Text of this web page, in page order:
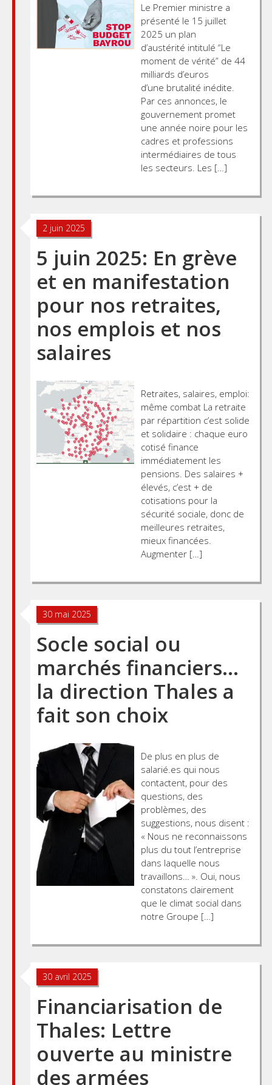
Le Premier ministre a
présenté le 15 juillet
2025 un plan
d’austérité intitulé “Le
moment de vérité” de 44
milliards d’euros
d’une brutalité inédite.
Par ces annonces, le
gouvernement promet
une année noire pour les
cadres et professions
intermédiaires de tous
les secteurs. Les […]
2 juin 2025
5 juin 2025: En grève
et en manifestation
pour nos retraites,
nos emplois et nos
salaires
Retraites, salaires, emploi:
même combat La retraite
par répartition c’est solide
et solidaire : chaque euro
cotisé finance
immédiatement les
pensions. Des salaires +
élevés, c’est + de
cotisations pour la
sécurité sociale, donc de
meilleures retraites,
mieux financées.
Augmenter […]
30 mai 2025
Socle social ou
marchés financiers…
la direction Thales a
fait son choix
De plus en plus de
salarié.es qui nous
contactent, pour des
questions, des
problèmes, des
suggestions, nous disent :
« Nous ne reconnaissons
plus du tout l’entreprise
dans laquelle nous
travaillons… ». Oui, nous
constatons clairement
que le climat social dans
notre Groupe […]
30 avril 2025
Financiarisation de
Thales: Lettre
ouverte au ministre
des armées